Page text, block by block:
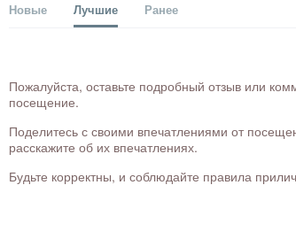
Новые Лучшие Ранее
Пожалуйста, оставьте подробный отзыв или
посещение.
Поделитесь с своими впечатлениями от
расскажите об их впечатлениях.
Будьте корректны, и соблюдайте правила